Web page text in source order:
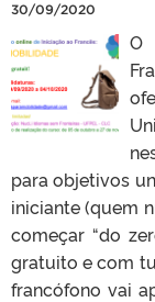
30/09/2020
O
para objetivos
iniciante (quem
começar “do
gratuito e com
francófono vai